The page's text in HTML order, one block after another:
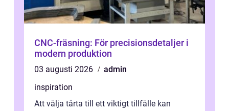
CNC-fräsning: För precisionsdetaljer i
modern produktion
03 augusti 2026
admin
inspiration
Att välja tårta till ett viktigt tillfälle kan